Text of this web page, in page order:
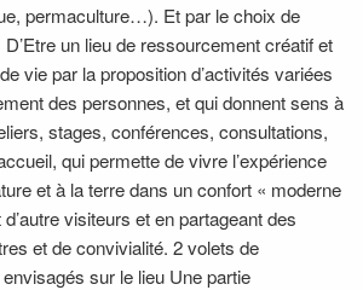
permaculture…). Et par le choix de
D’Etre un lieu de ressourcement créatif et
vie par la proposition d’activités variées
des personnes, et qui donnent sens à
stages, conférences, consultations,
qui permette de vivre l’expérience
et à la terre dans un confort « moderne
visiteurs et en partageant des
et de convivialité. 2 volets de
sur le lieu Une partie